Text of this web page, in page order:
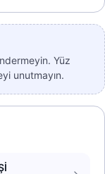
Yüz
unutmayın.